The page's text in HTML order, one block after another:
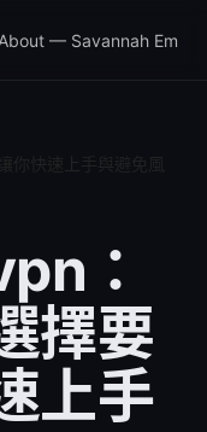
About — Savannah Em
：
擇要
上手